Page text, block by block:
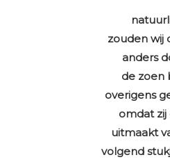
zouden wij
anders
de zoen
overigens
omdat zij
uitmaakt
volgend